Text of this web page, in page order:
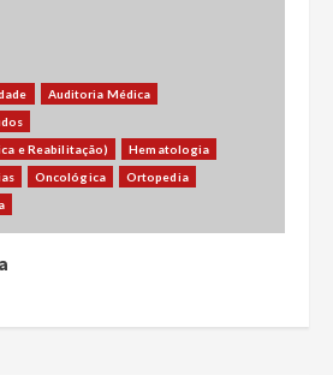
Auditoria Médica
e Reabilitação)
Hematologia
Oncológica
Ortopedia